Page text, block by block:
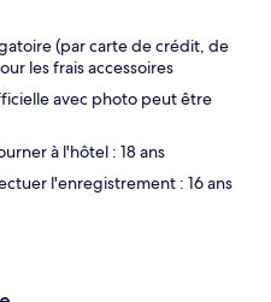
(par carte de crédit, de
les frais accessoires
avec photo peut être
à l'hôtel : 18 ans
l'enregistrement : 16 ans